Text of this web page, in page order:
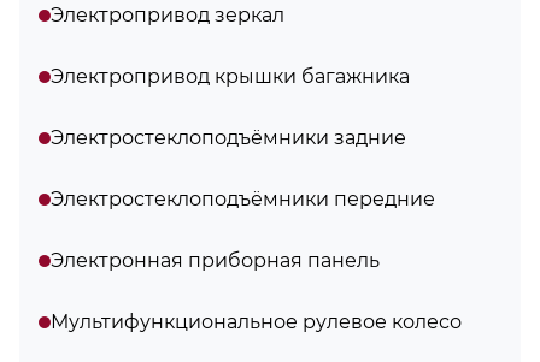
Электропривод зеркал
Электропривод крышки багажника
Электростеклоподъёмники задние
Электростеклоподъёмники передние
Электронная приборная панель
Мультифункциональное рулевое колесо